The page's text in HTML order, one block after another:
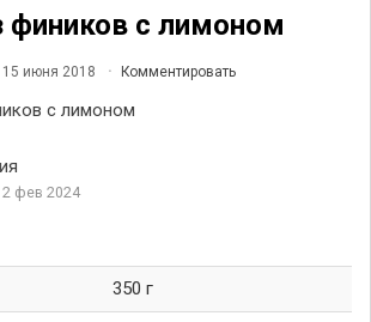
фиников с лимоном
15 июня 2018 Комментировать
фев 2024
350 г